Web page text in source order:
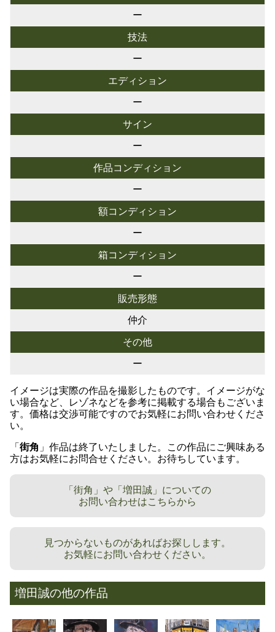
ー
技法
ー
エディション
ー
サイン
ー
作品コンディション
ー
額コンディション
ー
箱コンディション
ー
販売形態
仲介
その他
ー
イメージは実際の作品を撮影したものです。イメージがな
い場合など、レゾネなどを参考に掲載する場合もございま
す。価格は交渉可能ですのでお気軽にお問い合わせくださ
い。
「 街角 」作品は終了いたしました。この作品にご興味ある
方はお気軽にお問合せください。お待ちしています。
「街角」や「増田誠」についての
お問い合わせはこちらから
見つからないものがあればお探しします。
お気軽にお問い合わせください。
増田誠の他の作品